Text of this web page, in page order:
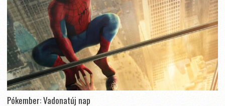
Pókember: Vadonatúj nap